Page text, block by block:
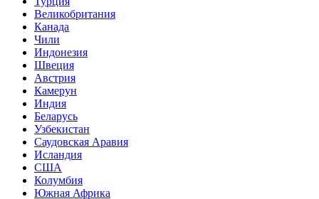
Великобритания
Канада
Чили
Индонезия
Швеция
Австрия
Камерун
Индия
Беларусь
Узбекистан
Саудовская Аравия
Исландия
США
Колумбия
Южная Африка